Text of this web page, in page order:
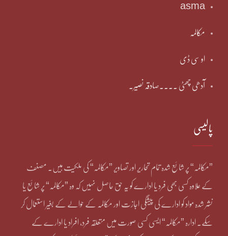
asma
مکالمہ
او سی ڈی
آدھی چھٹی ۔۔۔۔صادقہ نصیر۔
پالیسی
”مکالمہ“ پر شائع شدہ تمام تحاریر اور تصاویر ”مکالمہ“ کی ملکیت ہیں۔ مصنف
کے علاوہ کسی بھی فرد یا ادارے کو یہ حق حاصل نہیں کہ وہ ”مکالمہ“ پر شائع یا
نشر شدہ مواد کو ادارے کی پیشگی اجازت اور مکالمہ کے حوالے کے بغیر استعمال کر
سکے۔ ادارہ ”مکالمہ“ ایسی کسی صورت میں متعلقہ فرد، افراد یا ادارے کے